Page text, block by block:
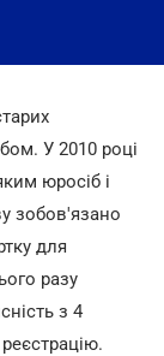
У 2010 році
юросіб і
зобов'язано
для
разу
з 4